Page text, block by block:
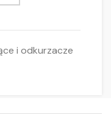
i odkurzacze